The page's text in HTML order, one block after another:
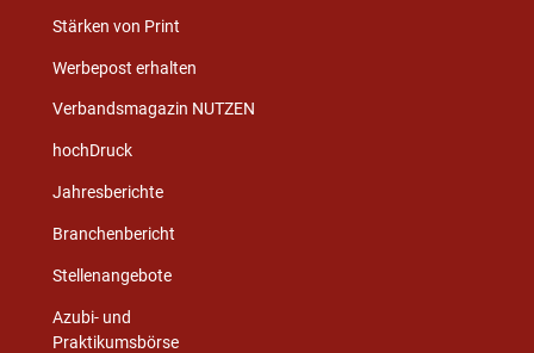
Stärken von Print
Werbepost erhalten
Verbandsmagazin NUTZEN
hochDruck
Jahresberichte
Branchenbericht
Stellenangebote
Azubi- und
Praktikumsbörse